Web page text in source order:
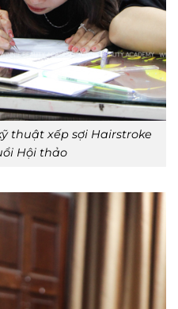
thuật xếp sợi Hairstroke
Hội thảo